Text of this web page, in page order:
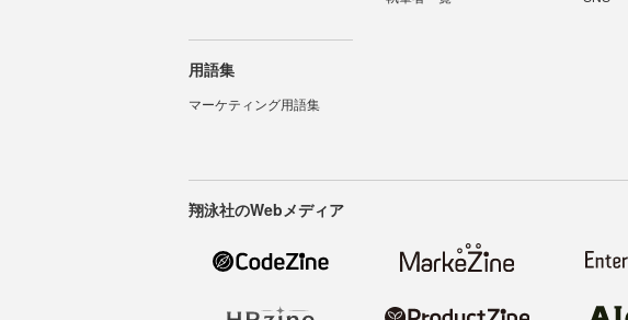
用語集
マーケティング用語集
翔泳社のWebメディア